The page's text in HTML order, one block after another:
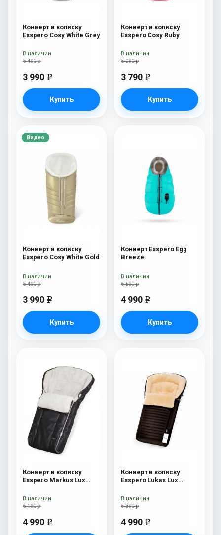
Конверт в коляску
Esspero Cosy White Grey
5 490 р
3 990 e
Купить
В наличии
Конверт в коляску
Esspero Cosy Ruby
5 090 р
3 790 e
Купить
В наличии
Видео
Конверт в коляску
Esspero Cosy White Gold
5 490 р
3 990 e
Купить
В наличии
Конверт Esspero Egg
Breeze
6 590 р
4 990 e
Купить
В наличии
Конверт в коляску
Esspero Markus Lux
овечья шерсть) Black
6 190 р
4 990 e
В наличии
Конверт в коляску
Esspero Lukas Lux
шерсть) Brown
6 390 р
4 990 e
В наличии